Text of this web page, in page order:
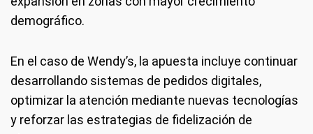
demográfico.
En el caso de Wendy’s, la apuesta incluye continuar
desarrollando sistemas de pedidos digitales,
optimizar la atención mediante nuevas tecnologías
y reforzar las estrategias de fidelización de